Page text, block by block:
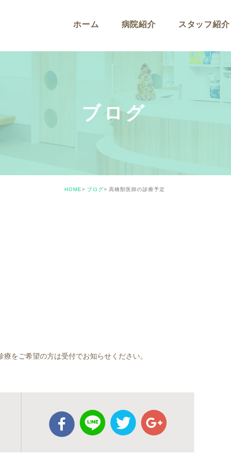
ホーム 病院紹介 スタッフ紹介
ブログ
HOME ブログ 高橋獣医師の診療予定
をご希望の方は受付でお知らせください。